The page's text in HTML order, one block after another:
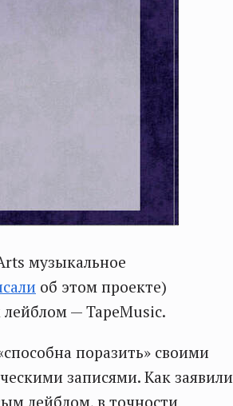
музыкальное
об этом проекте)
— TapeMusic.
поразить» своими
записями. Как заявили